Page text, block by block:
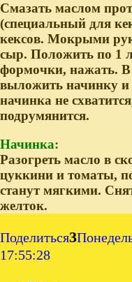
Смазать маслом
(специальный для
кексов. Мокрыми
сыр. Положить по 1
формочки, нажать. В
выложить начинку и
начинка не
подрумянится.
Начинка:
Разогреть масло в
цуккини и томаты,
станут мягкими.
желток.
Поделиться3
17:55:28